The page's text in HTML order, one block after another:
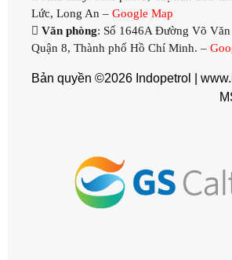
Lức, Long An – Google Map
Văn phòng: Số 1646A Đường Võ
Quận 8, Thành phố Hồ Chí Minh. –
Bản quyền ©2026 Indopetrol |